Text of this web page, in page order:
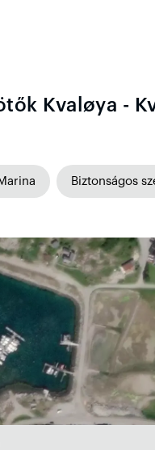
Kvaløya -
Biztonságos